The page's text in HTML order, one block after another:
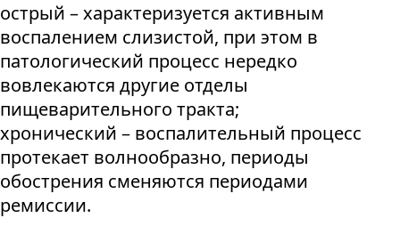
острый – характеризуется активным
воспалением слизистой, при этом в
патологический процесс нередко
вовлекаются другие отделы
пищеварительного тракта;
хронический – воспалительный процесс
протекает волнообразно, периоды
обострения сменяются периодами
ремиссии.